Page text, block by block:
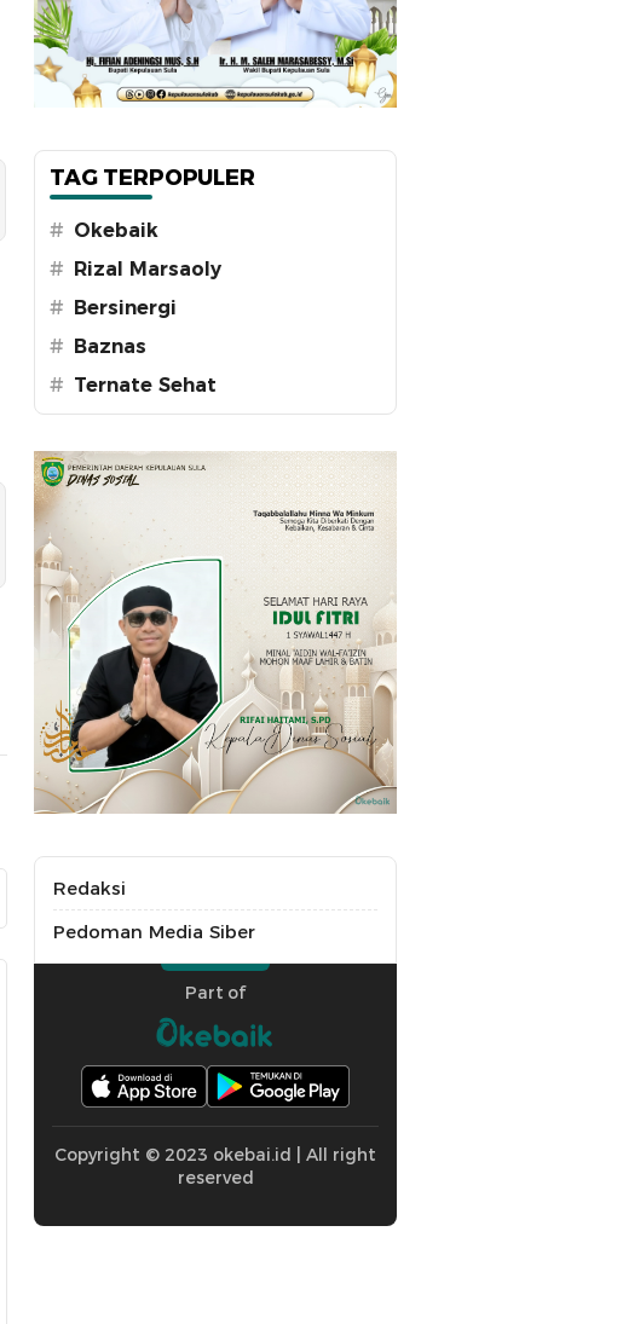
TAG TERPOPULER
# Okebaik
# Rizal Marsaoly
# Bersinergi
# Baznas
# Ternate Sehat
Redaksi
Pedoman Media Siber
Part of
Copyright © 2023 okebai.id | All right
reserved